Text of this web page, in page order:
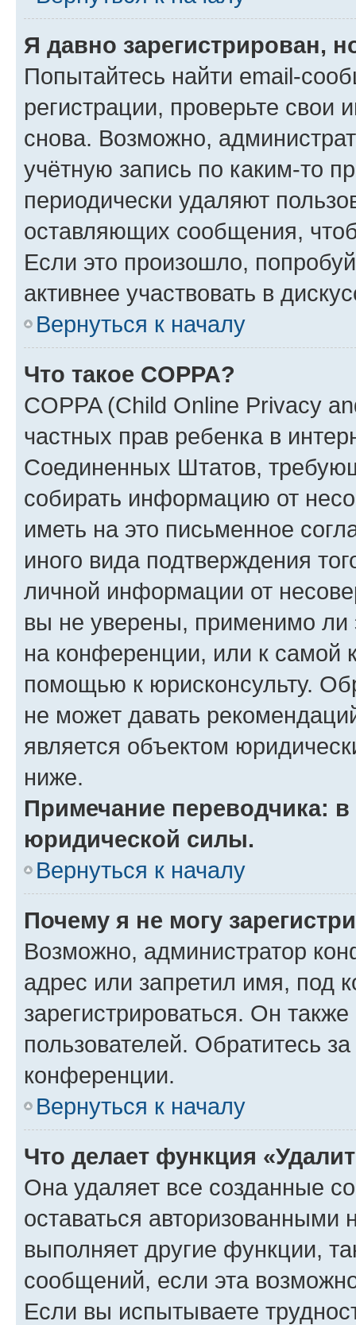
Я давно зарегистрирован,
Попытайтесь найти email-
регистрации, проверьте свои
снова. Возможно,
учётную запись по каким-то
периодически удаляют
оставляющих сообщения,
Если это произошло,
активнее участвовать в
Вернуться к началу
Что такое COPPA?
COPPA (Child Online Privacy
частных прав ребенка в
Соединенных Штатов,
собирать информацию от
иметь на это письменное
иного вида подтверждения
личной информации от
вы не уверены, применимо ли
на конференции, или к самой
помощью к юрисконсульту.
не может давать
является объектом
ниже.
Примечание переводчика:
юридической силы.
Вернуться к началу
Почему я не могу
Возможно, администратор
адрес или запретил имя, под
зарегистрироваться. Он
пользователей. Обратитесь
конференции.
Вернуться к началу
Что делает функция
Она удаляет все созданные
оставаться авторизованными
выполняет другие функции,
сообщений, если эта
Если вы испытываете